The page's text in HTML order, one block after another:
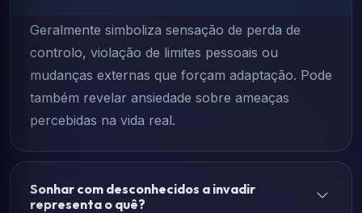
Geralmente simboliza sensação de perda de
controlo, violação de limites pessoais ou
mudanças externas que forçam adaptação. Pode
também revelar ansiedade sobre ameaças
percebidas na vida real.
Sonhar com desconhecidos a invadir
representa o quê?